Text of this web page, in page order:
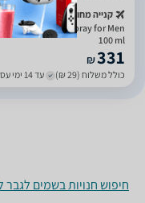
קנייה מחו"ל
De Parfum Spray for Men
100 ml
₪331
כולל משלוח (29 ₪) עד 14 ימי עסקים
חיפוש חנויות בשמים לגבר